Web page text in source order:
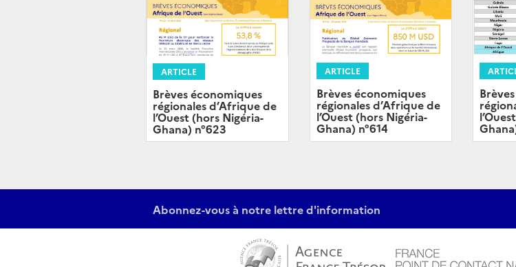
ARTICLE
Brèves économiques
régionales d’Afrique de
l’Ouest (hors Nigéria-
Ghana) n°623
ARTICLE
Brèves économiques
régionales d’Afrique de
l’Ouest (hors Nigéria-
Ghana) n°614
Abonnez-vous à notre lettre d'information